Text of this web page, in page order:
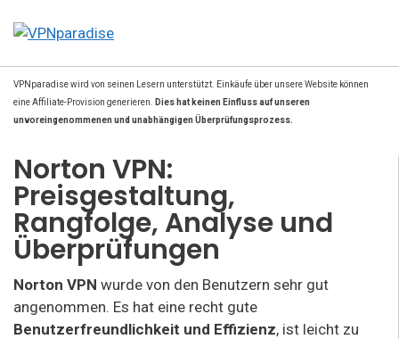
VPNparadise wird von seinen Lesern unterstützt. Einkäufe über unsere Website können
eine Affiliate-Provision generieren.
Dies hat keinen Einfluss auf unseren
unvoreingenommenen und unabhängigen Überprüfungsprozess.
Norton VPN:
Preisgestaltung,
Rangfolge, Analyse und
Überprüfungen
Norton VPN wurde von den Benutzern sehr gut
angenommen. Es hat eine recht gute
Benutzerfreundlichkeit und Effizienz, ist leicht zu